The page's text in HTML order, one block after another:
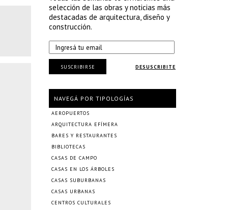
selección de las obras y noticias más
destacadas de arquitectura, diseño y
construcción.
DESUSCRIBITE
SUSCRIBIRSE
NAVEGÁ POR TIPOLOGÍAS
AEROPUERTOS
ARQUITECTURA EFÍMERA
BARES Y RESTAURANTES
BIBLIOTECAS
CASAS DE CAMPO
CASAS EN LOS ÁRBOLES
CASAS SUBURBANAS
CASAS URBANAS
CENTROS CULTURALES